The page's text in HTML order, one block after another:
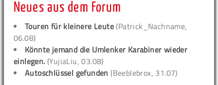
Neues aus dem Forum
Touren für kleinere Leute (Patrick_Nachname,
06.08)
Könnte jemand die Umlenker Karabiner wieder
einlegen. (YujiaLiu, 03.08)
Autoschlüssel gefunden (Beeblebrox, 31.07)